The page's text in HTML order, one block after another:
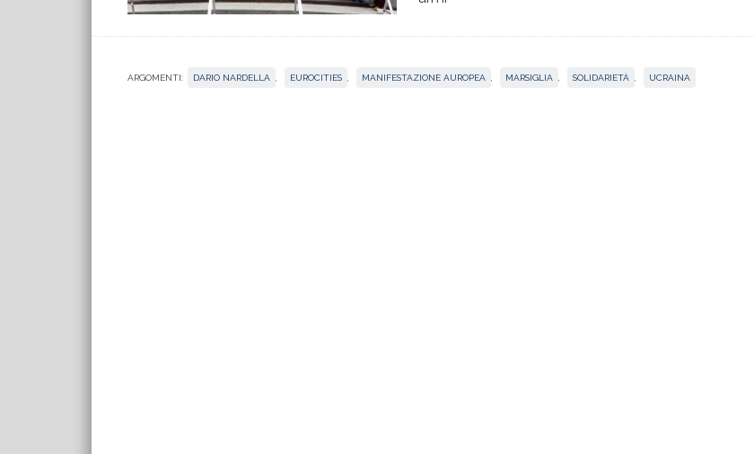
ARGOMENTI: DARIO NARDELLA EUROCITIES MANIFESTAZIONE AUROPEA MARSIGLIA SOLIDARIETÀ UCRAINA